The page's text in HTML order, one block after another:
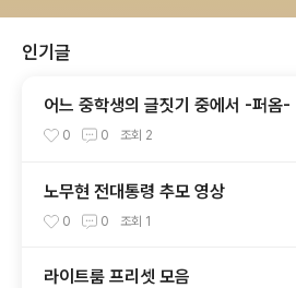
인기글
어느 중학생의 글짓기 중에서 -퍼옴-
0 0 조회 2
노무현 전대통령 추모 영상
0 0 조회 1
라이트룸 프리셋 모음